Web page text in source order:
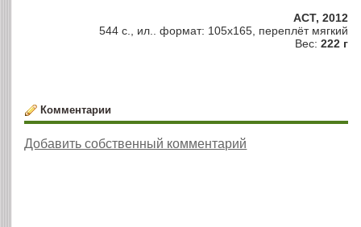
АСТ, 2012
544 с., ил.. формат: 105х165, переплёт мягкий
Вес: 222 г
Комментарии
Добавить собственный комментарий